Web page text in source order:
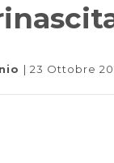
23 Ottobre